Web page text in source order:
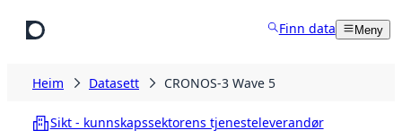
Finn data Meny
Heim Datasett CRONOS-3 Wave 5
Sikt - kunnskapssektorens tjenesteleverandør